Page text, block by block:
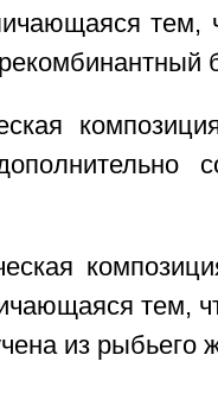
тем,
тем,
из рыбьего